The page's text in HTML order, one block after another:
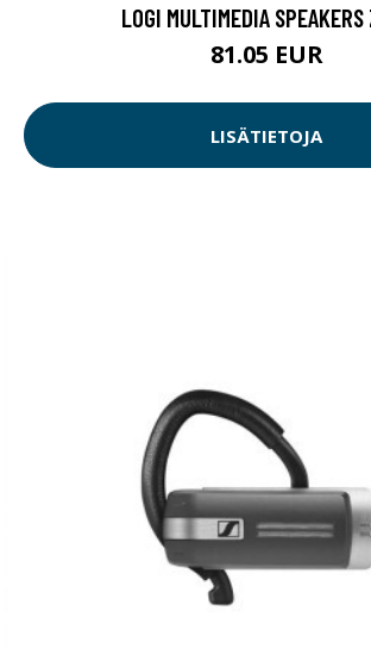
LOGI MULTIMEDIA
81.05 EUR
LISÄTIETOJA